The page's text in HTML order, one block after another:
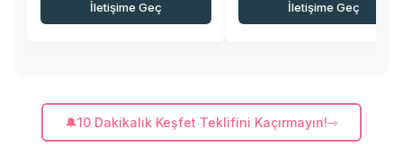
İletişime Geç İletişime Geç
🔔10 Dakikalık Keşfet Teklifini Kaçırmayın!